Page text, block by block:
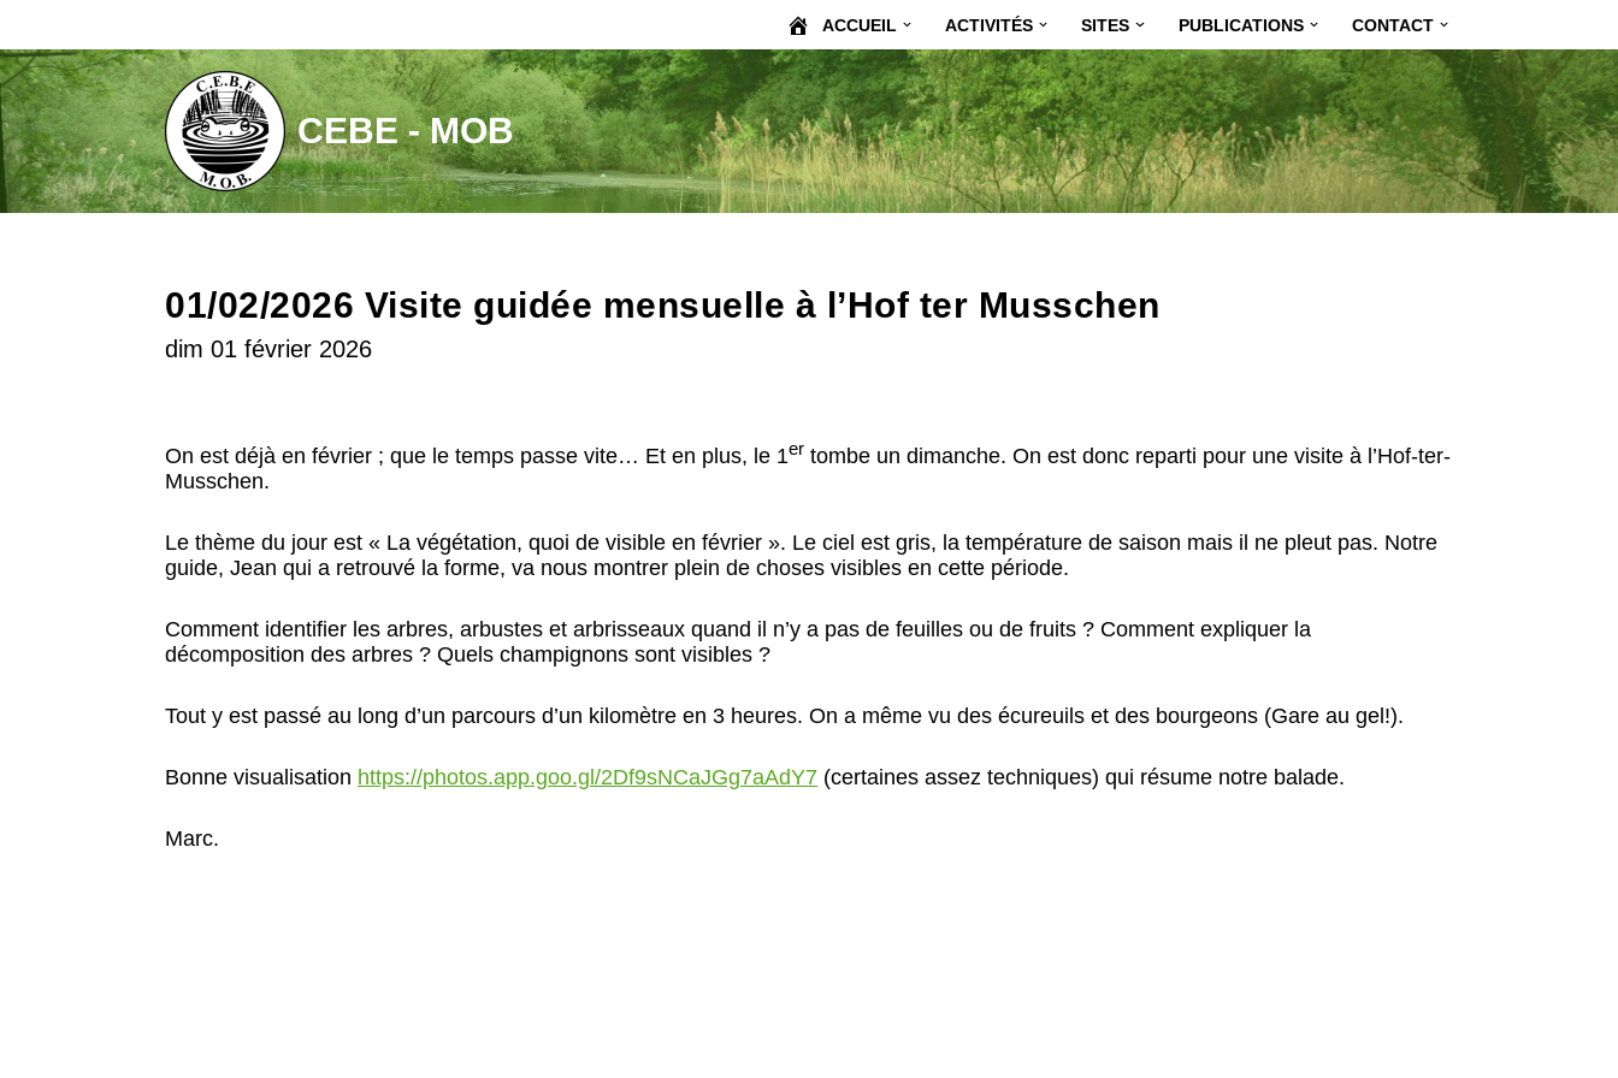
Aller
au
contenu
ACCUEIL ACTIVITÉS SITES PUBLICATIONS CONTACT
CEBE - MOB
01/02/2026 Visite guidée mensuelle à l’Hof ter Musschen
dim 01 février 2026
On est déjà en février ; que le temps passe vite… Et en plus, le 1er tombe un dimanche. On est donc reparti pour une visite à l’Hof-ter-
Musschen.
Le thème du jour est « La végétation, quoi de visible en février ». Le ciel est gris, la température de saison mais il ne pleut pas. Notre
guide, Jean qui a retrouvé la forme, va nous montrer plein de choses visibles en cette période.
Comment identifier les arbres, arbustes et arbrisseaux quand il n’y a pas de feuilles ou de fruits ? Comment expliquer la
décomposition des arbres ? Quels champignons sont visibles ?
Tout y est passé au long d’un parcours d’un kilomètre en 3 heures. On a même vu des écureuils et des bourgeons (Gare au gel!).
Bonne visualisation https://photos.app.goo.gl/2Df9sNCaJGg7aAdY7 (certaines assez techniques) qui résume notre balade.
Marc.